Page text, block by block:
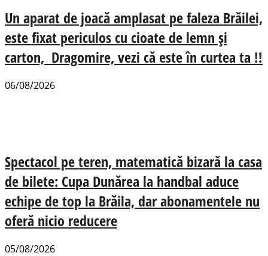
Un aparat de joacă amplasat pe faleza Brăilei,
este fixat periculos cu cioate de lemn și
carton, Dragomire, vezi că este în curtea ta !!
06/08/2026
Spectacol pe teren, matematică bizară la casa
de bilete: Cupa Dunărea la handbal aduce
echipe de top la Brăila, dar abonamentele nu
oferă nicio reducere
05/08/2026